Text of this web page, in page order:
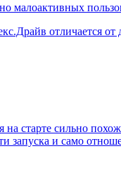
малоактивных
отличается от
старте сильно
запуска и само